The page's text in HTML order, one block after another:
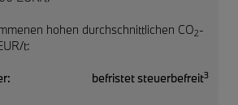
hohen durchschnittlichen CO2-
t:
befristet steuerbefreit3